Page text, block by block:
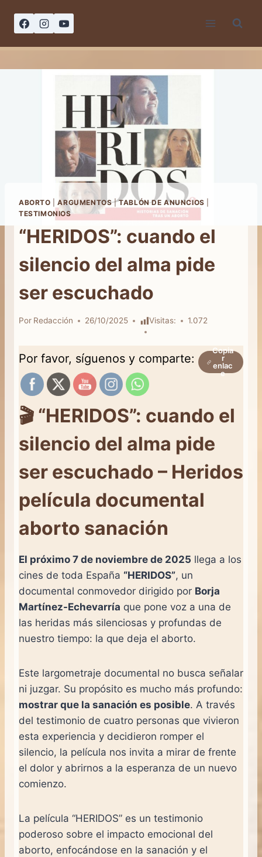
ABORTO |ARGUMENTOS|TABLÓN DE ANUNCIOS
TESTIMONIOS
“HERIDOS”: cuando el
silencio del alma pide
ser escuchado
Por Redacción 26/10/2025 Visitas: 1.072
Por favor, síguenos y comparte:
Copia
r
enlac
e
🎬 “HERIDOS”: cuando el
silencio del alma pide
ser escuchado – Heridos
película documental
aborto sanación
El próximo 7 de noviembre de 2025 llega a los
cines de toda España “HERIDOS”, un
documental conmovedor dirigido por Borja
Martínez-Echevarría que pone voz a una de
las heridas más silenciosas y profundas de
nuestro tiempo: la que deja el aborto.
Este largometraje documental no busca señalar
ni juzgar. Su propósito es mucho más profundo:
mostrar que la sanación es posible. A través
del testimonio de cuatro personas que vivieron
esta experiencia y decidieron romper el
silencio, la película nos invita a mirar de frente
el dolor y abrirnos a la esperanza de un nuevo
comienzo.
La película “HERIDOS” es un testimonio
poderoso sobre el impacto emocional del
aborto, enfocándose en la sanación y el